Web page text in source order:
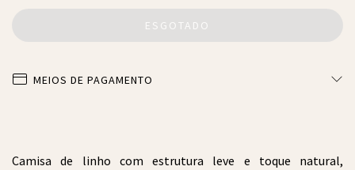
MEIOS DE PAGAMENTO
Camisa de linho com estrutura leve e toque natural,